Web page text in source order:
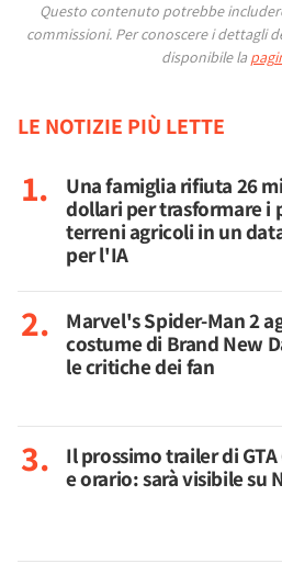
Questo contenuto potrebbe
commissioni. Per conoscere i dettagli
disponibile la
LE NOTIZIE PIÙ LETTE
Una famiglia rifiuta 26
dollari per trasformare i
terreni agricoli in un
per l'IA
Marvel's Spider-Man 2
costume di Brand New
le critiche dei fan
Il prossimo trailer di
e orario: sarà visibile su